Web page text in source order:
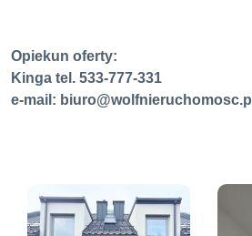
Opiekun oferty:
Kinga tel. 533-777-331
e-mail: biuro@wolfnieruchomosc.pl